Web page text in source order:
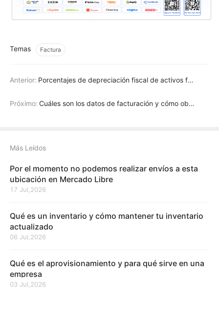
Temas Factura
Anterior: Porcentajes de depreciación fiscal de activos fijos en México
Próximo: Cuáles son los datos de facturación y cómo obtenerlos
Más Leídos
Por el momento no podemos realizar envíos a esta
ubicación en Mercado Libre
17 Jul,2026
Qué es un inventario y cómo mantener tu inventario
actualizado
06 Jul,2026
Qué es el aprovisionamiento y para qué sirve en una
empresa
03 Jul,2026